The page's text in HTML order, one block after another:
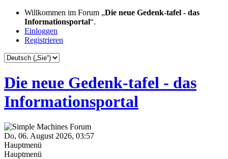
Willkommen im Forum „Die neue Gedenk-tafel - das
Informationsportal“.
Einloggen
Registrieren
Die neue Gedenk-tafel - das
Informationsportal
Do, 06. August 2026, 03:57
Hauptmenü
Hauptmenü